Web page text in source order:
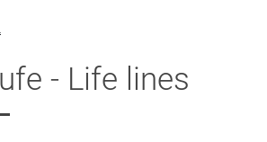
- Life lines